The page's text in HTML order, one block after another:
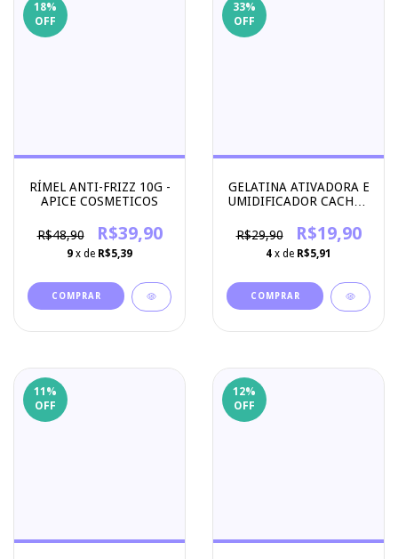
18%
OFF
RÍMEL ANTI-FRIZZ 10G -
APICE COSMETICOS
R$48,90 R$39,90
9 x de R$5,39
33%
OFF
GELATINA ATIVADORA E
UMIDIFICADOR CACHOS
COSMETICOS
R$29,90 R$19,90
4 x de R$5,91
11 %
OFF
12%
OFF